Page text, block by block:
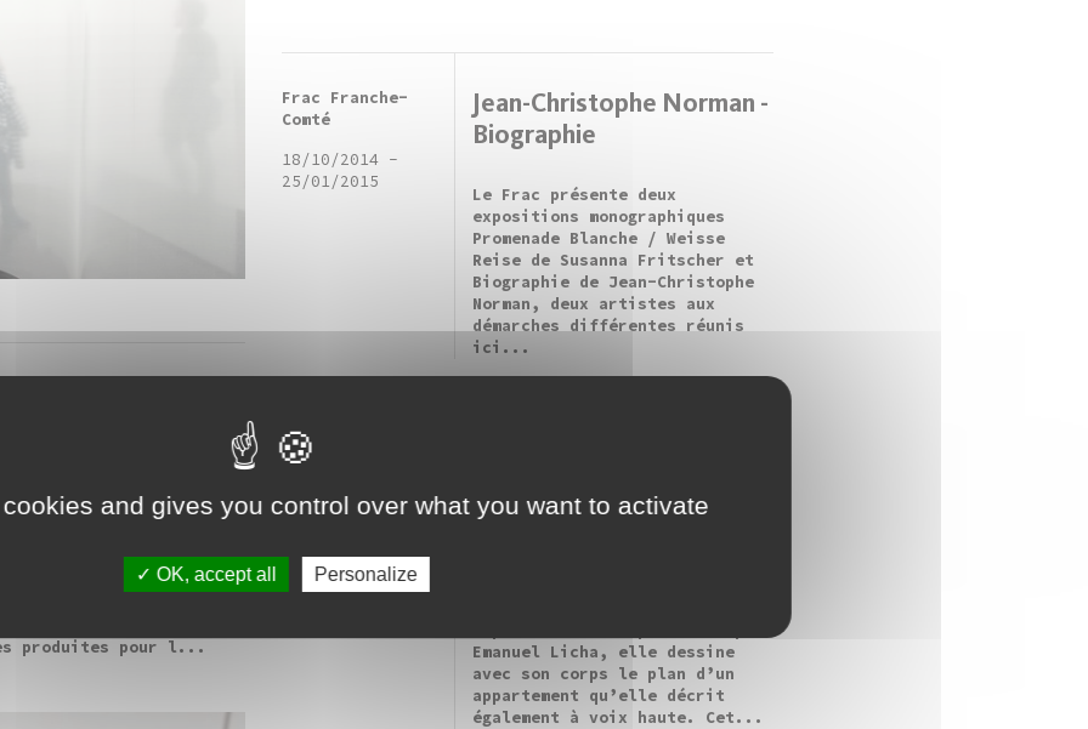
pour ses interventions
qui s’inscrivent en
avec l’architecture,
produites pour l...
Jean-Christophe Norman -
Biographie
Le Frac présente deux
expositions monographiques
Promenade Blanche / Weisse
Reise de Susanna Fritscher et
Biographie de Jean-Christophe
Norman, deux artistes aux
démarches différentes réunis
ici...
Frac Franche-
Comté
18/10/2014-
25/01/2015
Licha - Green Green Grass
of Home
Emanuel Licha, elle dessine
avec son corps le plan d’un
appartement qu’elle décrit
également à voix haute. Cet...
Frac Franche-
22/06/2014-
and gives you control over what you want to activate
OK, accept all Personalize